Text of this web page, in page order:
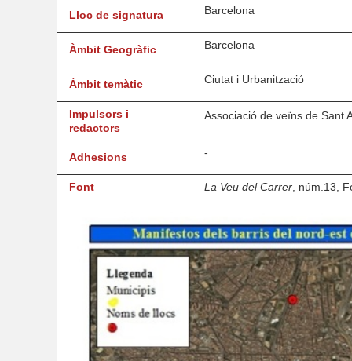
Lloc de signatura Barcelona
Àmbit Geogràfic Barcelona
Àmbit temàtic Ciutat i Urbanització
Impulsors i
redactors
Associació de veïns de Sant
Adhesions -
Font La Veu del Carrer , núm.13,